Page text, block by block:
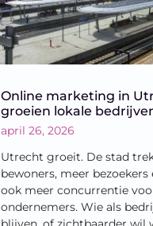
Online marketing in
groeien lokale
april 26, 2026
Utrecht groeit. De stad
bewoners, meer bezoekers
ook meer concurrentie
ondernemers. Wie als